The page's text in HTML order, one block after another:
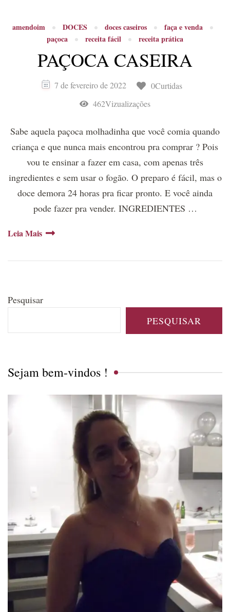
amendoim DOCES doces caseiros
faça e venda
paçoca
receita fácil receita prática
PAÇOCA CASEIRA
7 de fevereiro de 2022
0Curtidas
462Vizualizações
Sabe aquela paçoca molhadinha que você comia quando
criança e que nunca mais encontrou pra comprar ? Pois
vou te ensinar a fazer em casa, com apenas três
ingredientes e sem usar o fogão. O preparo é fácil, mas o
doce demora 24 horas pra ficar pronto. E você ainda
pode fazer pra vender. INGREDIENTES …
Leia Mais
Pesquisar
PESQUISAR
Sejam bem-vindos !